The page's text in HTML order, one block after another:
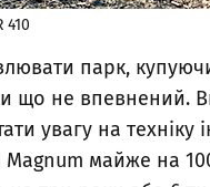
410
парк,
що не впевнений.
увагу на
Magnum майже на